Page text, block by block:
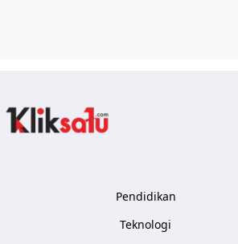
Pendidikan
Teknologi